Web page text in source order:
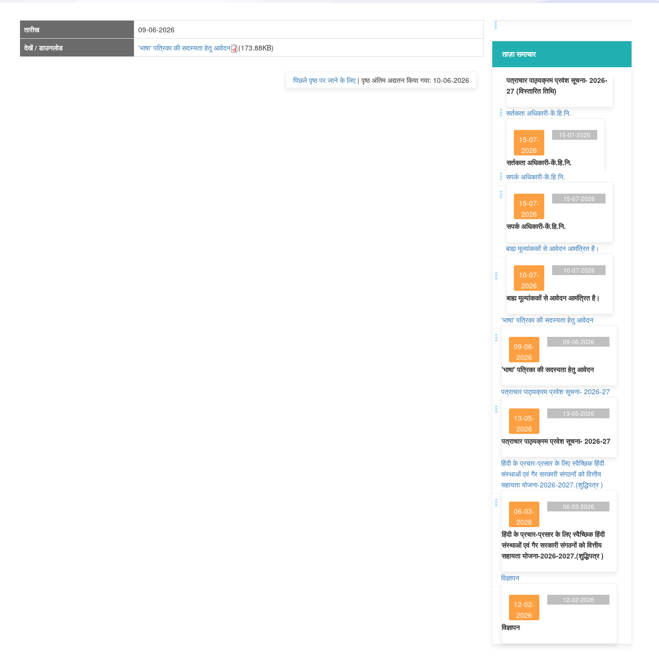
तारीख
09-06-2026
देखें / डाउनलोड
'भाषा' पत्रिका की सदस्यता हेतु आवेदन (173.88KB)
पिछले पृष्ठ पर जाने के लिए| पृष्ठ अंतिम अद्यतन किया गया: 10-06-2026
ताज़ा समाचार
सर्तकता अधिकारी-कें.हि.नि.
15-07-
सर्तकता अधिकारी-कें.हि.नि.
सपर्क अधिकारी-कें.हि.नि.
15-07-
2026
15-07-2026
सपर्क अधिकारी-कें.हि.नि.
बाह्य मूल्यांककों से आवेदन आमंत्रित है।
10-07-
2026
10-07-2026
बाह्य मूल्यांककों से आवेदन आमंत्रित है।
'भाषा' पत्रिका की सदस्यता हेतु आवेदन
09-06-
2026
09-06-2026
'भाषा' पत्रिका की सदस्यता हेतु आवेदन
पत्राचार पाठ्यक्रम प्रवेश सूचना- 2026-27
13-05-
2026
13-05-2026
पत्राचार पाठ्यक्रम प्रवेश सूचना- 2026-27
हिंदी के प्रचार-प्रसार के लिए स्वैच्छिक हिंदी
संस्थाओं एवं गैर सरकारी संगठनों को वित्तीय
सहायता योजना-2026-2027.(शुद्धिपत्र )
06-03-
2026
06-03-2026
हिंदी के प्रचार-प्रसार के लिए स्वैच्छिक हिंदी
संस्थाओं एवं गैर सरकारी संगठनों को वित्तीय
सहायता योजना-2026-2027.(शुद्धिपत्र )
विज्ञापन
12-02-
2026
12-02-2026
विज्ञापन